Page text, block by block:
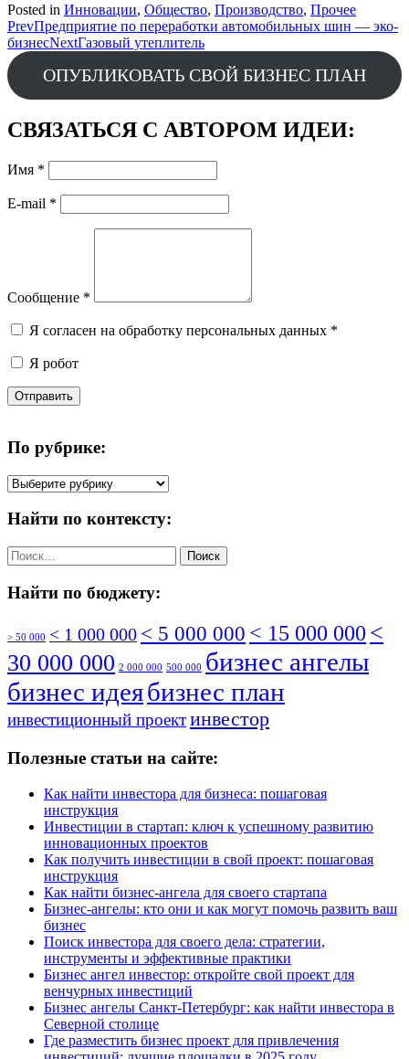
Posted in Инновации, Общество, Производство, Прочее
Post
navigation
PrevПредприятие по переработки автомобильных шин — эко-
бизнесNextГазовый утеплитель
ОПУБЛИКОВАТЬ СВОЙ БИЗНЕС ПЛАН
СВЯЗАТЬСЯ С АВТОРОМ ИДЕИ:
Имя *
E-mail *
Сообщение *
Я согласен на обработку персональных данных *
Я робот
Отправить
По рубрике:
По
Найти по контексту:
Найти:
Найти по бюджету:
> 50 000 < 1 000 000 < 5 000 000 < 15 000 000 <
30 000 000 2 000 000 500 000 бизнес ангелы
бизнес идеябизнес план
инвестиционный проект инвестор
Полезные статьи на сайте:
Как найти инвестора для бизнеса: пошаговая
инструкция
Инвестиции в стартап: ключ к успешному развитию
инновационных проектов
Как получить инвестиции в свой проект: пошаговая
инструкция
Как найти бизнес-ангела для своего стартапа
Бизнес-ангелы: кто они и как могут помочь развить ваш
бизнес
Поиск инвестора для своего дела: стратегии,
инструменты и эффективные практики
Бизнес ангел инвестор: откройте свой проект для
венчурных инвестиций
Бизнес ангелы Санкт-Петербург: как найти инвестора в
Северной столице
Где разместить бизнес проект для привлечения